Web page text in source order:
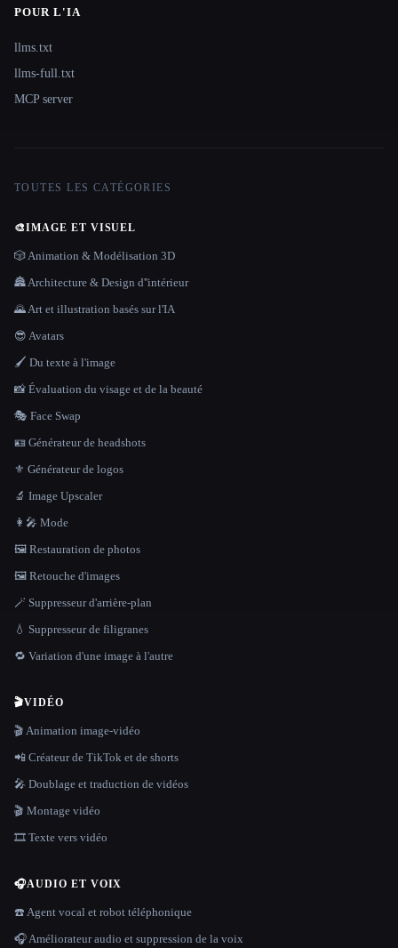
POUR L'IA
llms.txt
llms-full.txt
MCP server
TOUTES LES CATÉGORIES
🎨IMAGE ET VISUEL
🎲 Animation & Modélisation 3D
🏯 Architecture & Design d''intérieur
🌄 Art et illustration basés sur l'IA
😎 Avatars
🖌️ Du texte à l'image
📸 Évaluation du visage et de la beauté
🎭 Face Swap
🪪 Générateur de headshots
⚜️ Générateur de logos
🔬 Image Upscaler
👩‍🎤 Mode
🖼️ Restauration de photos
🖼️ Retouche d'images
🪄 Suppresseur d'arrière-plan
💧 Suppresseur de filigranes
🔁 Variation d'une image à l'autre
🎬VIDÉO
🎬 Animation image-vidéo
📲 Créateur de TikTok et de shorts
🎤 Doublage et traduction de vidéos
🎬 Montage vidéo
🎞️ Texte vers vidéo
🎧AUDIO ET VOIX
☎️ Agent vocal et robot téléphonique
🎧 Améliorateur audio et suppression de la voix